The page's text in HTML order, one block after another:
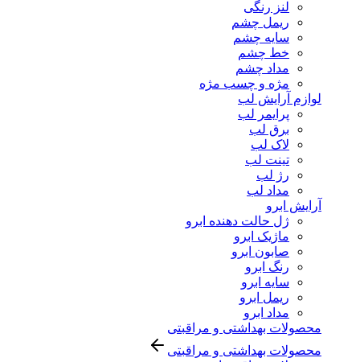
لنز رنگی
ریمل چشم
سایه چشم
خط چشم
مداد چشم
مژه و چسب مژه
لوازم آرایش لب
پرایمر لب
برق لب
لاک لب
تینت لب
رژ لب
مداد لب
آرایش ابرو
ژل حالت دهنده ابرو
ماژیک ابرو
صابون ابرو
رنگ ابرو
سایه ابرو
ریمل ابرو
مداد ابرو
محصولات بهداشتی و مراقبتی
محصولات بهداشتی و مراقبتی